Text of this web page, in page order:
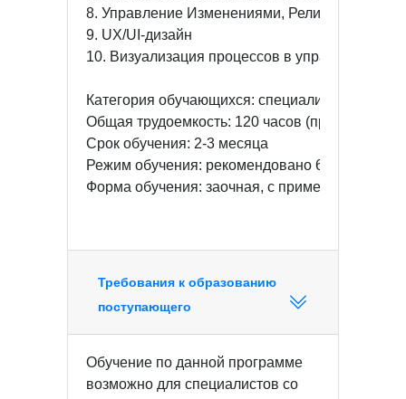
8. Управление Изменениями, Релизами и
9. UX/UI-дизайн
10. Визуализация процессов в управлении
Категория обучающихся: специалисты,
Общая трудоемкость: 120 часов
Срок обучения: 2-3 месяца
Режим обучения: рекомендовано 6
Форма обучения: заочная, с применением
Требования к образованию
поступающего
Обучение по данной программе
возможно для специалистов со